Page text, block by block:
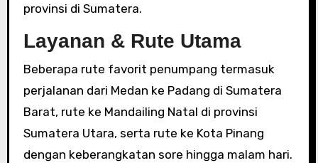
provinsi di Sumatera.
Layanan & Rute Utama
Beberapa rute favorit penumpang termasuk
perjalanan dari Medan ke Padang di Sumatera
Barat, rute ke Mandailing Natal di provinsi
Sumatera Utara, serta rute ke Kota Pinang
dengan keberangkatan sore hingga malam hari.